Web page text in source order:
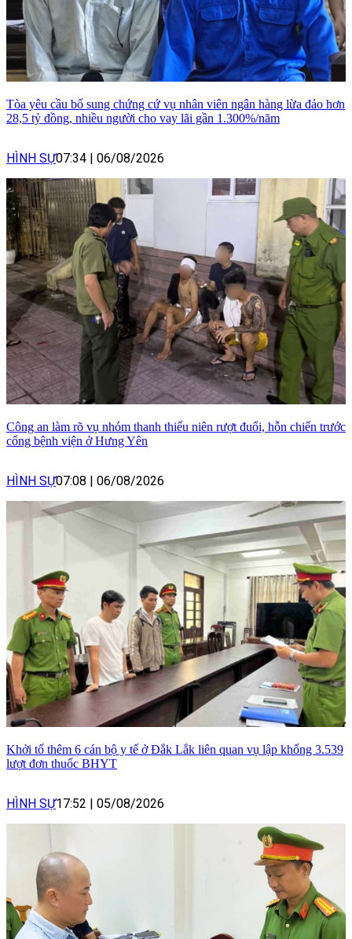
Tòa yêu cầu bổ sung chứng cứ vụ nhân viên ngân hàng lừa đảo hơn
28,5 tỷ đồng, nhiều người cho vay lãi gần 1.300%/năm
HÌNH SỰ07:34 06/08/2026
Công an làm rõ vụ nhóm thanh thiếu niên rượt đuổi, hỗn chiến trước
cổng bệnh viện ở Hưng Yên
HÌNH SỰ07:08 06/08/2026
Khởi tố thêm 6 cán bộ y tế ở Đắk Lắk liên quan vụ lập khống 3.539
lượt đơn thuốc BHYT
HÌNH SỰ17:52 05/08/2026